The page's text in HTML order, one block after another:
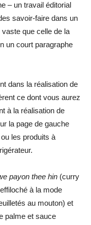
– un travail éditorial
savoir-faire dans un
que celle de la
un court paragraphe
dans la réalisation de
ce dont vous aurez
à la réalisation de
la page de gauche
les produits à
payon thee hin (curry
à la mode
au mouton) et
palme et sauce